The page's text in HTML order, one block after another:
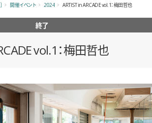
開催イベント 2024 ARTIST in ARCADE vol.1：梅田哲也
終了
vol.1：梅田哲也
スライド